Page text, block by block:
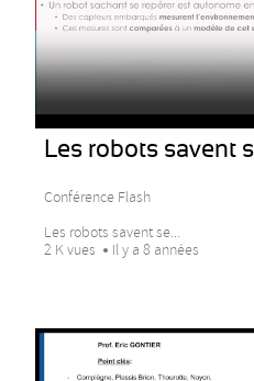
Les robots savent
Conférence Flash
Les robots savent se...
2 K vues
Il y a 8 années